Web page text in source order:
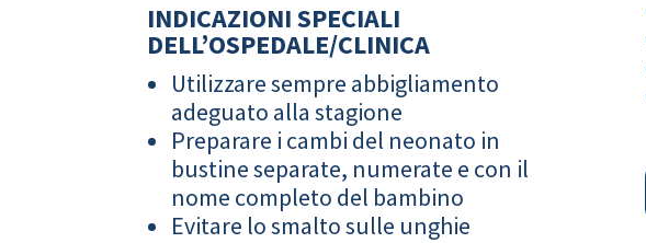
INDICAZIONI SPECIALI
DELL’OSPEDALE/CLINICA
Utilizzare sempre abbigliamento
adeguato alla stagione
Preparare i cambi del neonato in
bustine separate, numerate e con il
nome completo del bambino
Evitare lo smalto sulle unghie